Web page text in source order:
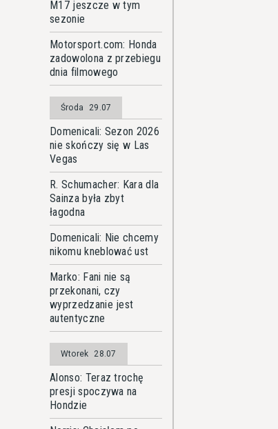
M17 jeszcze w tym
sezonie
Motorsport.com: Honda
zadowolona z przebiegu
dnia filmowego
Środa 29.07
Domenicali: Sezon 2026
nie skończy się w Las
Vegas
R. Schumacher: Kara dla
Sainza była zbyt
łagodna
Domenicali: Nie chcemy
nikomu kneblować ust
Marko: Fani nie są
przekonani, czy
wyprzedzanie jest
autentyczne
Wtorek 28.07
Alonso: Teraz trochę
presji spoczywa na
Hondzie